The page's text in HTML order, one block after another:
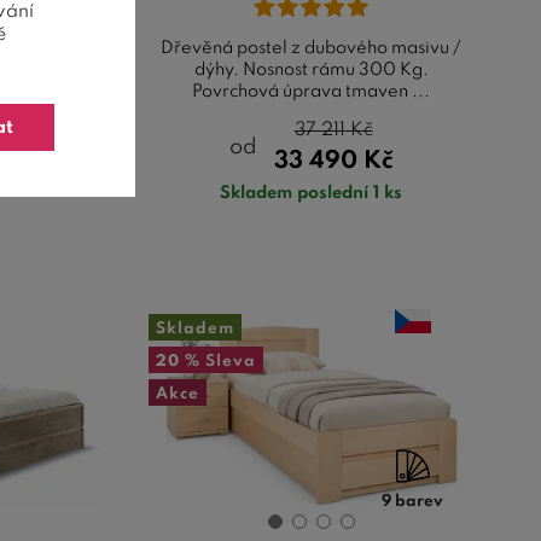
LADA
a je
Dřevěná postel z dubového masivu /
dýhy. Nosnost rámu 300 Kg.
Povrchová úprava tmaven ...
od
33 490 Kč
37 211Kč
Skladem poslední 1 ks
Skladem
20 % Sleva
Akce
9 barev